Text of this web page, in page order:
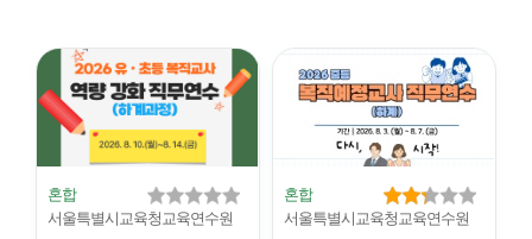
수
혼합
서울특별시교육청교육연수원
혼합
서울특별시교육청교육연수원